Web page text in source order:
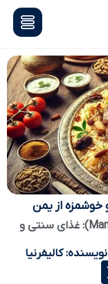
معرفی ماندی (Mandi): غذای سنتی و
نویسنده:کالیفرنیا